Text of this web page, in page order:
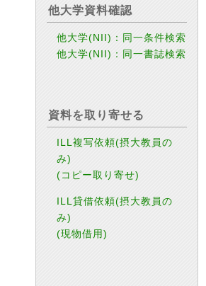
他大学資料確認
他大学(NII)：同一条件検索
他大学(NII)：同一書誌検索
資料を取り寄せる
ILL複写依頼(摂大教員の
み)
(コピー取り寄せ)
ILL貸借依頼(摂大教員の
み)
(現物借用)